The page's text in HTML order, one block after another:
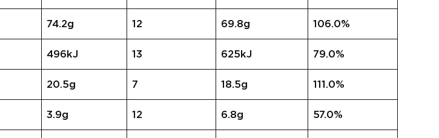
74.2g 12 69.8g 106.0%
496kJ 13 625kJ 79.0%
20.5g 7 18.5g 111.0%
3.9g 12 6.8g 57.0%